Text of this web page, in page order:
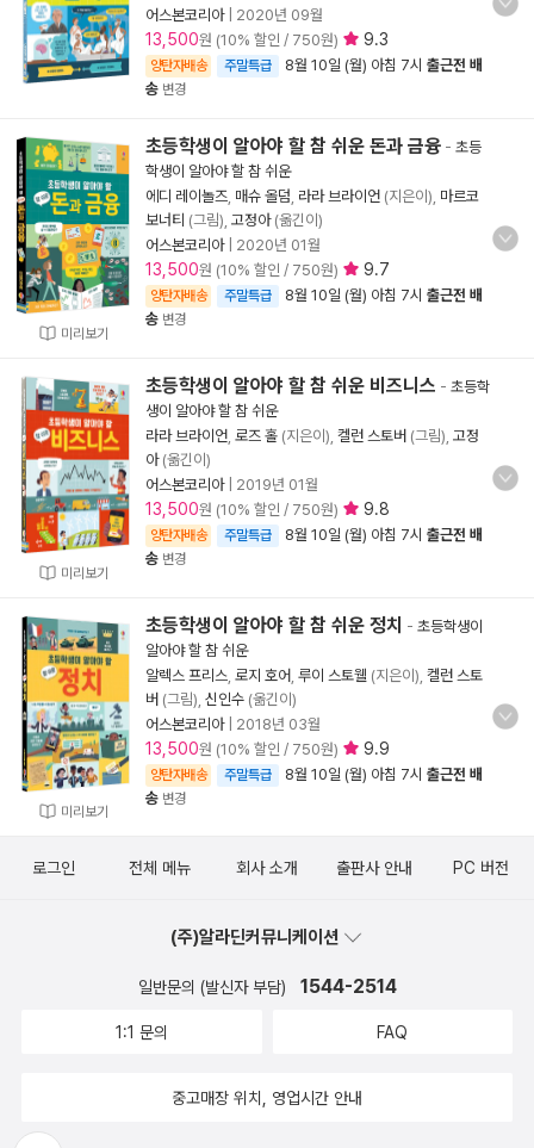
어스본코리아| 2020년 09월
13,500원 (10% 할인 / 750원) 9.3
양탄자배송 주말특급 8월 10일 (월) 아침 7시 출근전 배
송 변경
미리보기
초등학생이 알아야 할 참 쉬운 돈과 금융 - 초등
학생이 알아야 할 참 쉬운
에디 레이놀즈 매슈 올덤 라라 브라이언 (지은이), 마르코
보너티 (그림), 고정아(옮긴이)
어스본코리아| 2020년 01월
13,500원 (10% 할인 / 750원) 9.7
양탄자배송 주말특급 8월 10일 (월) 아침 7시 출근전 배
송 변경
미리보기
초등학생이 알아야 할 참 쉬운 비즈니스 - 초등학
생이 알아야 할 참 쉬운
라라 브라이언 로즈 홀 (지은이), 켈런 스토버 (그림), 고정
아(옮긴이)
어스본코리아| 2019년 01월
13,500원 (10% 할인 / 750원) 9.8
양탄자배송 주말특급 8월 10일 (월) 아침 7시 출근전 배
송 변경
미리보기
초등학생이 알아야 할 참 쉬운 정치 - 초등학생이
알아야 할 참 쉬운
알렉스 프리스 로지 호어 루이 스토웰 (지은이), 켈런 스토
버 (그림), 신인수 (옮긴이)
어스본코리아| 2018년 03월
13,500원 (10% 할인 / 750원) 9.9
양탄자배송 주말특급 8월 10일 (월) 아침 7시 출근전 배
송 변경
로그인 전체 메뉴 회사 소개 출판사 안내 PC 버전
(주)알라딘커뮤니케이션
일반문의 (발신자 부담) 1544-2514
1:1 문의 FAQ
중고매장 위치, 영업시간 안내